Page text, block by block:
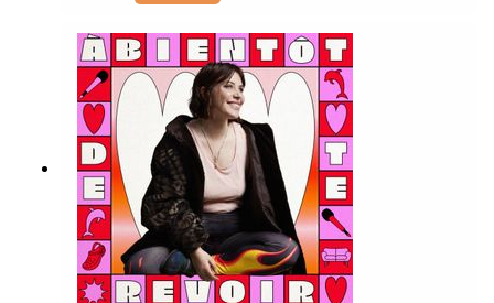
production et direction techniqueAntonia Louveau
illustration animation Lou Poincheval : chargée de
productionCaroline Bérault : illustrations Manon
Carrour : vignette Joanna & Gaspar : générique